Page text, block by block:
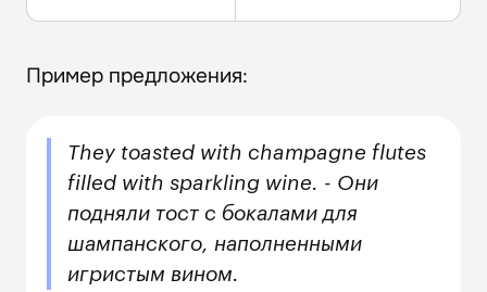
Пример предложения:
They toasted with champagne flutes
filled with sparkling wine. - Они
подняли тост с бокалами для
шампанского, наполненными
игристым вином.